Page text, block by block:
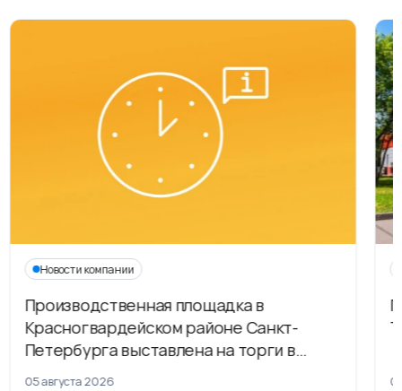
Новости компании
Производственная площадка в
Красногвардейском районе Санкт-
Петербурга выставлена на торги в
рамках приватизации
05 августа 2026